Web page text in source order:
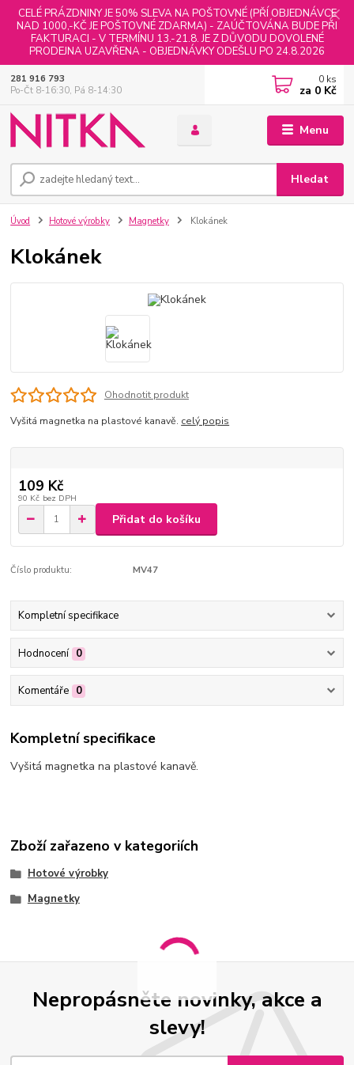
CELÉ PRÁZDNINY JE 50% SLEVA NA POŠTOVNÉ (PŘÍ OBJEDNÁVCE
NAD 1000,-KČ JE POŠTOVNÉ ZDARMA) - ZAÚČTOVÁNA BUDE PŘI
FAKTURACI - V TERMÍNU 13.-21.8. JE Z DŮVODU DOVOLENÉ
PRODEJNA UZAVŘENA - OBJEDNÁVKY ODEŠLU PO 24.8.2026
Menu
Hledat
281 916 793
Po-Čt 8-16:30, Pá 8-14:30
0 ks
za 0 Kč
Úvod Hotové výrobky Magnetky Klokánek
Klokánek
Ohodnotit produkt
Vyšitá magnetka na plastové kanavě. celý popis
109 Kč
90 Kč bez DPH
Přidat do košíku
Číslo produktu: MV47
Kompletní specifikace
Hodnocení 0
Komentáře 0
Kompletní specifikace
Vyšitá magnetka na plastové kanavě.
Zboží zařazeno v kategoriích
Hotové výrobky
Magnetky
Nepropásněte novinky, akce a
slevy!